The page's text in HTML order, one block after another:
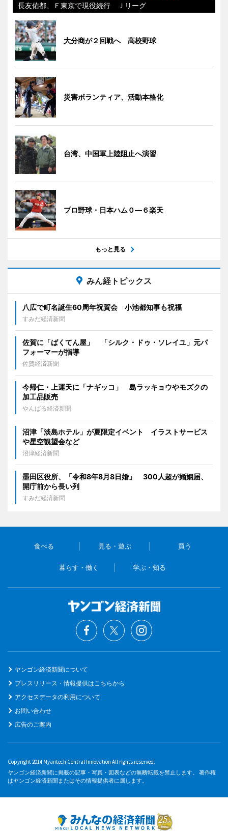
長友佑都、Ｆ東京で現役続行 Ｊリーグ
大分商が２回戦へ 高校野球
災害ボランティア、活動本格化
台湾、中国軍上陸阻止へ演習
プロ野球・日本ハム０―６楽天
もっと見る
みん経トピックス
八広で町名誕生60周年祝賀会 小池都知事も祝福
すみだ経済新聞
佐賀に「ばくてん屋」 「シルク・ドゥ・ソレイユ」元パ
フォーマーが指導
佐賀経済新聞
今帰仁・上運天に「ナギッコ」 島ラッキョウやモズクの
加工品販売
やんばる経済新聞
沼津「淡島ホテル」が夏限定イベント イラストサービス
や星空観望会など
沼津経済新聞
墨田区役所、「令和8年8月8日婚」 300人超が婚姻届、
開庁前から長い列
すみだ経済新聞
食べる 見る・遊ぶ 買う
暮らす・働く 学ぶ・知る
ヤンゴン経済新聞について
プレスリリース・情報提供はこちらから
アクセスデータの利用について
お問い合わせ
広告のご案内
Copyright 2014 Myantech Central Innovation All rights reserved.
ヤンゴン経済新聞に掲載の記事・写真・図表などの無断転載を禁止します。 著作権
はヤンゴン経済新聞またはその情報提供者に属します。